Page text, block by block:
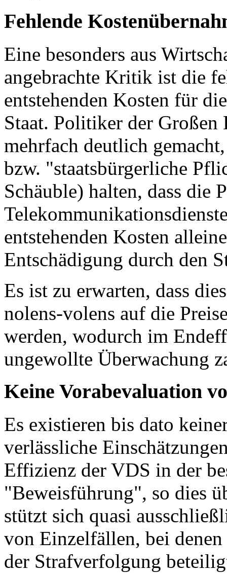
Fehlende
Eine besonders aus
angebrachte Kritik ist die
entstehenden Kosten für
Staat. Politiker der
mehrfach deutlich
bzw. "staatsbürgerliche
Schäuble) halten, dass die
entstehenden Kosten
Entschädigung durch den
Es ist zu erwarten, dass
nolens-volens auf die
werden, wodurch im
ungewollte Überwachung
Keine Vorabevaluation
Es existieren bis dato
verlässliche
Effizienz der VDS in der
"Beweisführung", so dies
stützt sich quasi
von Einzelfällen, bei
der Strafverfolgung